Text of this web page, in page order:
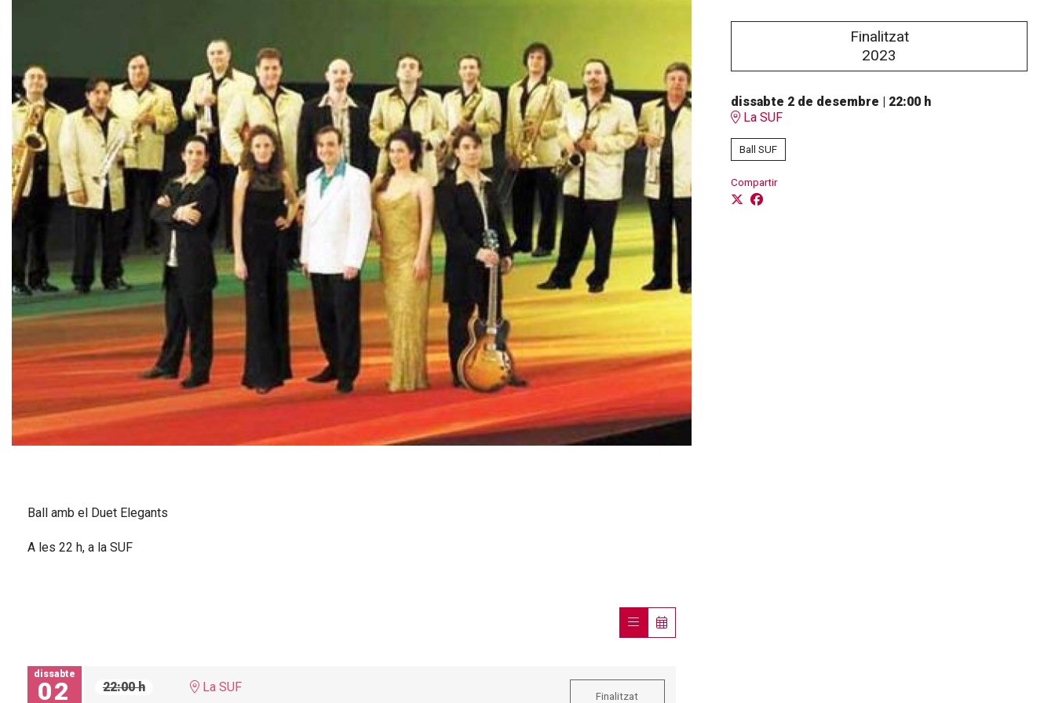
Finalitzat
2023
dissabte 2 de desembre
22:00 h
La SUF
Ball SUF
Compartir
Ball amb el Duet Elegants
A les 22 h, a la SUF
dissabte
02 22:00 h La SUF
Finalitzat